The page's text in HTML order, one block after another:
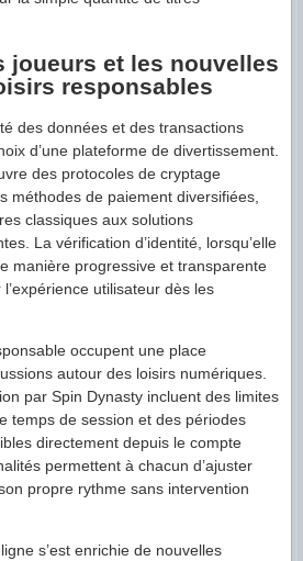
joueurs et les nouvelles
responsables
des données et des transactions
d’une plateforme de divertissement.
des protocoles de cryptage
méthodes de paiement diversifiées,
classiques aux solutions
La vérification d’identité, lorsqu’elle
manière progressive et transparente
utilisateur dès les
occupent une place
autour des loisirs numériques.
par Spin Dynasty incluent des limites
temps de session et des périodes
directement depuis le compte
permettent à chacun d’ajuster
propre rythme sans intervention
s’est enrichie de nouvelles